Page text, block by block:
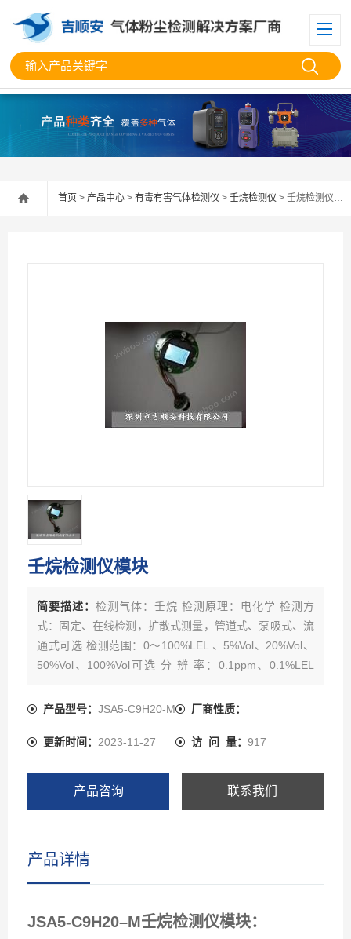
首页 > 产品中心 > 有毒有害气体检测仪 > 壬烷检测仪 > 壬烷检测仪模块
壬烷检测仪模块
简要描述： 检测气体：壬烷 检测原理：电化学 检测方
式：固定、在线检测，扩散式测量，管道式、泵吸式、流
通式可选 检测范围：0～100%LEL 、5%Vol、20%Vol、
50%Vol、100%Vol可选 分 辨 率：0.1ppm、0.1%LEL
产品型号： JSA5-C9H20-M 厂商性质：
更新时间： 2023-11-27 访 问 量： 917
产品咨询 联系我们
产品详情
JSA5-C9H20–M壬烷检测仪模块：